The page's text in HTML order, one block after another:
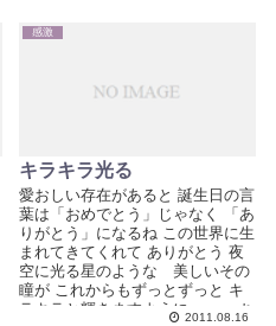
感激
キラキラ光る
愛おしい存在があると 誕生日の言
葉は「おめでとう」じゃなく 「あ
りがとう」になるね この世界に生
まれてきてくれて ありがとう 夜
空に光る星のような 美しいその
瞳が これからもずっとずっと キ
ラキラと輝きますように・・・ ち
2011.08.16